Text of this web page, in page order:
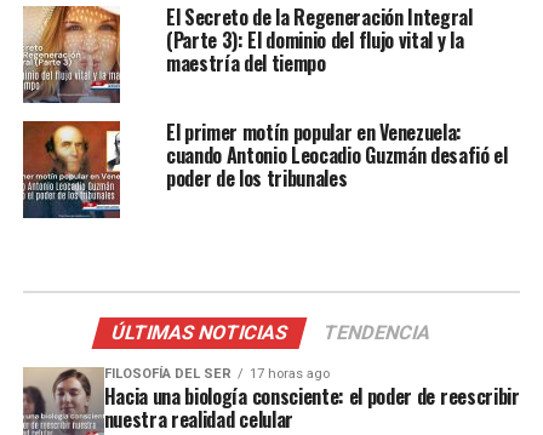
El Secreto de la Regeneración Integral
(Parte 3): El dominio del flujo vital y la
maestría del tiempo
El primer motín popular en Venezuela:
cuando Antonio Leocadio Guzmán desafió el
poder de los tribunales
ÚLTIMAS NOTICIAS TENDENCIA
FILOSOFÍA DEL SER 17 horas ago
Hacia una biología consciente: el poder de reescribir
nuestra realidad celular